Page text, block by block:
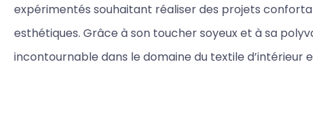
expérimentés souhaitant réaliser des projets
esthétiques. Grâce à son toucher soyeux et à sa
incontournable dans le domaine du textile d’intérieur